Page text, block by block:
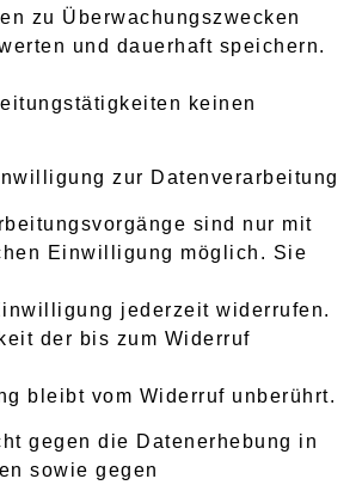
zu Überwachungszwecken
und dauerhaft speichern.
keinen
zur Datenverarbeitung
sind nur mit
Einwilligung möglich. Sie
jederzeit widerrufen.
der bis zum Widerruf
bleibt vom Widerruf unberührt.
gegen die Datenerhebung in
sowie gegen